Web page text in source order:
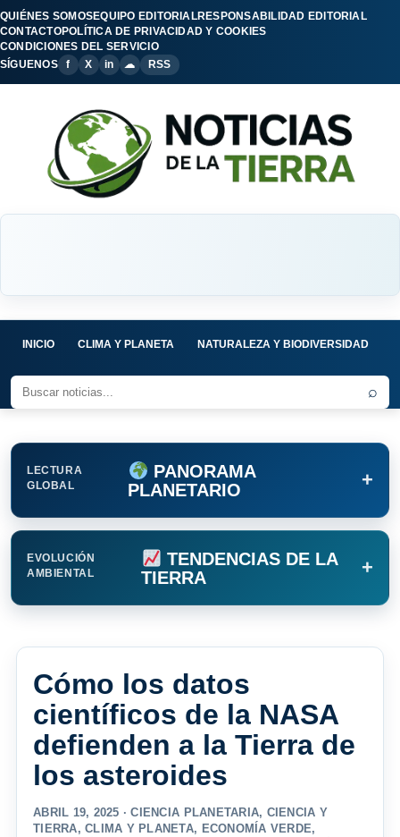
QUIÉNES SOMOSEQUIPO EDITORIALRESPONSABILIDAD EDITORIAL
CONTACTOPOLÍTICA DE PRIVACIDAD Y COOKIES
CONDICIONES DEL SERVICIO
SÍGUENOS
f X in ☁ RSS
INICIO CLIMA Y PLANETA NATURALEZA Y BIODIVERSIDAD
⌕
LECTURA
GLOBAL
PANORAMA
PLANETARIO
+
EVOLUCIÓN
AMBIENTAL
TENDENCIAS DE LA
TIERRA
+
Cómo los datos
científicos de la NASA
defienden a la Tierra de
los asteroides
ABRIL 19, 2025 ·CIENCIA PLANETARIA, CIENCIA Y
TIERRA,CLIMA Y PLANETA, ECONOMÍA VERDE,